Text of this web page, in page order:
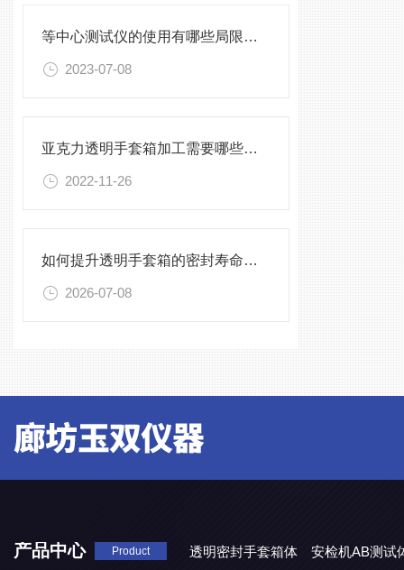
等中心测试仪的使用有哪些局限性？
2023-07-08
亚克力透明手套箱加工需要哪些设备
2022-11-26
如何提升透明手套箱的密封寿命？密封圈选型与保养须知
2026-07-08
产品中心 Product 透明密封手套箱体 安检机AB测试